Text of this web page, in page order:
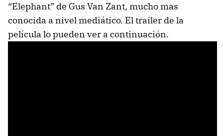
“Elephant” de Gus Van Zant, mucho mas
conocida a nivel mediático. El trailer de la
película lo pueden ver a continuación.